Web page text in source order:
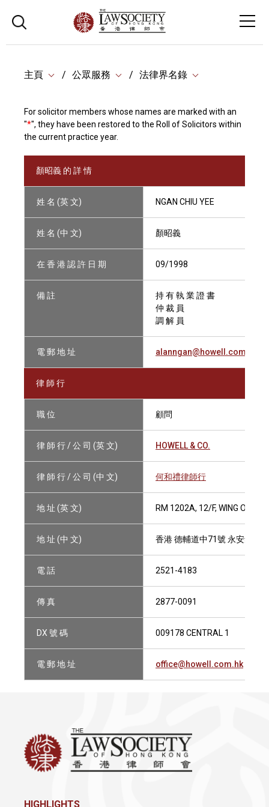
主頁 公眾服務 法律界名錄
For solicitor members whose names are marked with an
"*", they have been restored to the Roll of Solicitors within
the current practice year.
顏昭義 的 詳 情
姓 名 (英 文) NGAN CHIU YEE
姓 名 (中 文) 顏昭義
在 香 港 認 許 日 期 09/1998
備 註
持 有 執 業 證 書
仲 裁 員
調 解 員
電 郵 地 址 alanngan@howell.com.hk
律 師 行
職 位 顧問
律 師 行 / 公 司 (英 文) HOWELL & CO.
律 師 行 / 公 司 (中 文) 何和禮律師行
地 址 (英 文) RM 1202A, 12/F, WING ON
地 址 (中 文) 香港 德輔道中71號 永安集團
電 話 2521-4183
傳 真 2877-0091
DX 號 碼 009178 CENTRAL 1
電 郵 地 址 office@howell.com.hk
HIGHLIGHTS